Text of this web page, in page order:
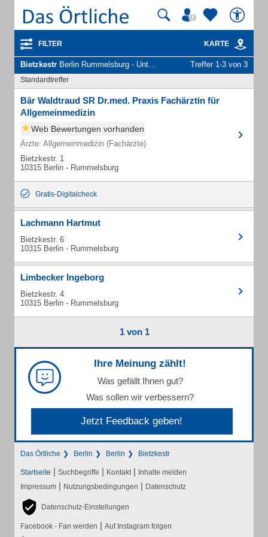
FILTER KARTE
Bietzkestr Berlin Rummelsburg - Unternehmen und Personen Treffer 1-3 von 3
Standardtreffer
Bär Waldtraud SR Dr.med. Praxis Fachärztin für
Allgemeinmedizin
Web Bewertungen vorhanden
Ärzte: Allgemeinmedizin (Fachärzte)
Bietzkestr. 1
10315 Berlin - Rummelsburg
Gratis-Digitalcheck
Lachmann Hartmut
Bietzkestr. 6
10315 Berlin - Rummelsburg
Limbecker Ingeborg
Bietzkestr. 4
10315 Berlin - Rummelsburg
1 von 1
Ihre Meinung zählt!
Was gefällt Ihnen gut?
Was sollen wir verbessern?
Jetzt Feedback geben!
Das Örtliche Berlin Berlin Bietzkestr
Startseite | Suchbegriffe | Kontakt | Inhalte melden
Impressum | Nutzungsbedingungen | Datenschutz
Datenschutz-Einstellungen
Facebook - Fan werden | Auf Instagram folgen